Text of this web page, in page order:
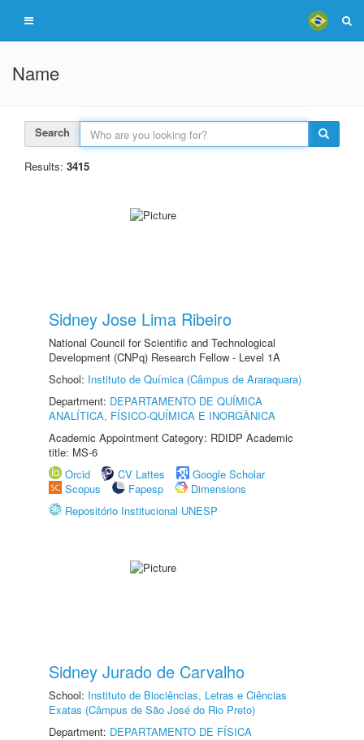
Name
Search
Results: 3415
Sidney Jose Lima Ribeiro
National Council for Scientific and Technological
Development (CNPq) Research Fellow - Level 1A
School: Instituto de Química (Câmpus de Araraquara)
Department: DEPARTAMENTO DE QUÍMICA
ANALÍTICA, FÍSICO-QUÍMICA E INORGÂNICA
Academic Appointment Category: RDIDP Academic
title: MS-6
Orcid
CV Lattes
Google Scholar
Scopus
Fapesp
Dimensions
Repositório Institucional UNESP
Sidney Jurado de Carvalho
School: Instituto de Biociências, Letras e Ciências
Exatas (Câmpus de São José do Rio Preto)
Department: DEPARTAMENTO DE FÍSICA